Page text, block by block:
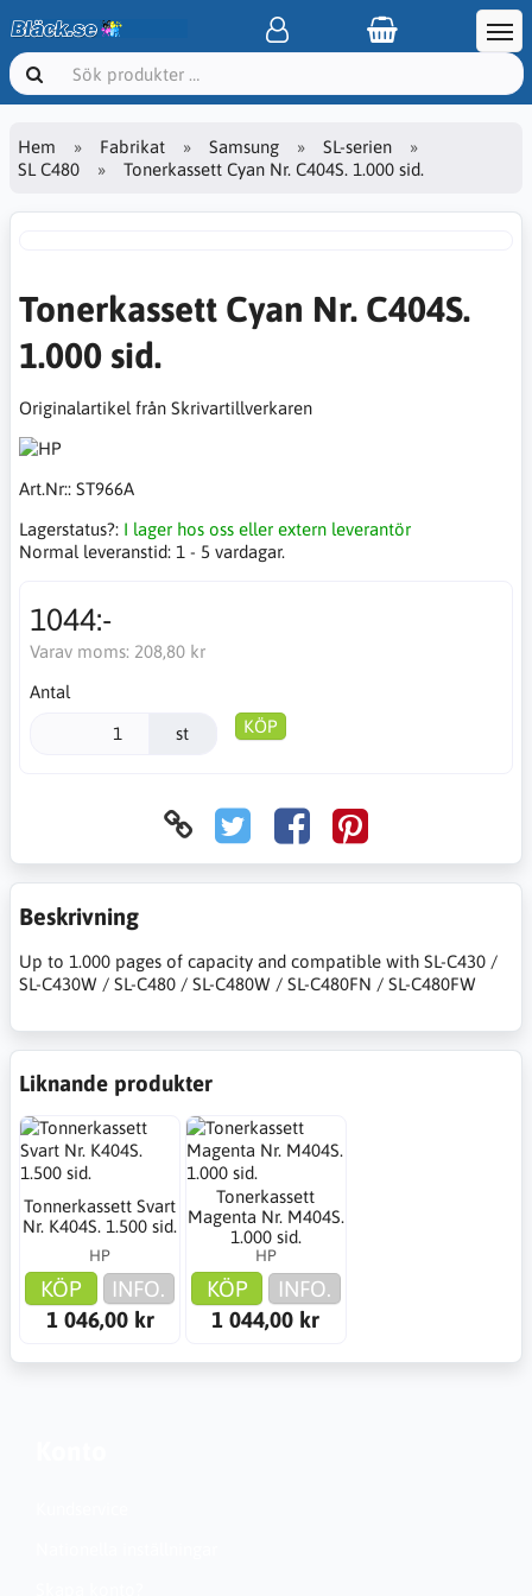
Hem Fabrikat Samsung
SL-serien
SL C480
Tonerkassett Cyan Nr. C404S. 1.000 sid.
Tonerkassett Cyan Nr. C404S.
1.000 sid.
Originalartikel från Skrivartillverkaren
Art.Nr:: ST966A
Lagerstatus?: I lager hos oss eller extern leverantör
Normal leveranstid: 1 - 5 vardagar.
1044:-
Varav moms: 208,80 kr
Antal
st KÖP
Beskrivning
Up to 1.000 pages of capacity and compatible with SL-C430 /
SL-C430W / SL-C480 / SL-C480W / SL-C480FN / SL-C480FW
Liknande produkter
Tonnerkassett Svart
Nr. K404S. 1.500 sid.
HP
KÖP
INFO.
1 046,00 kr
Tonerkassett
Magenta Nr. M404S.
1.000 sid.
HP
KÖP
INFO.
1 044,00 kr